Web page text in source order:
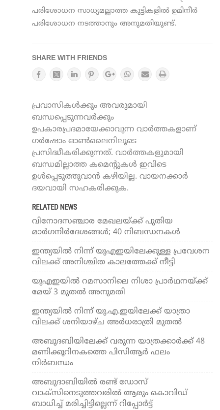
പരിശോധന സാധ്യമല്ലാത്ത കുട്ടികളില്‍ ഉമിനീര്‍
പരിശോധന നടത്താനും അനുമതിയുണ്ട്.
SHARE WITH FRIENDS
പ്രവാസികൾക്കും അവരുമായി
ബന്ധപ്പെടുന്നവർക്കും
ഉപകാരപ്രദമായേക്കാവുന്ന വാർത്തകളാണ്
ഗർഷോം ഓൺലൈനിലൂടെ
പ്രസിദ്ധീകരിക്കുന്നത്. വാർത്തകളുമായി
ബന്ധമില്ലാത്ത കമെന്റുകൾ ഇവിടെ
ഉൾപ്പെടുത്തുവാൻ കഴിയില്ല. വായനക്കാർ
ദയവായി സഹകരിക്കുക.
RELATED NEWS
വിനോദസഞ്ചാര മേഖലയ്ക്ക് പുതിയ
മാര്‍ഗനിര്‍ദേശങ്ങള്‍; 40 നിബന്ധനകള്‍
ഇന്ത്യയില്‍ നിന്ന് യുഎഇയിലേക്കുള്ള പ്രവേശന
വിലക്ക് അനിശ്ചിത കാലത്തേക്ക് നീട്ടി
യുഎഇയില്‍ റമസാനിലെ നിശാ പ്രാര്‍ഥനയ്ക്ക്
മേയ് 3 മുതല്‍ അനുമതി
ഇന്ത്യയില്‍ നിന്ന് യു.എ.ഇയിലേക്ക് യാത്രാ
വിലക്ക് ശനിയാഴ്ച അര്‍ധരാത്രി മുതല്‍
അബൂദബിയിലേക്ക് വരുന്ന യാത്രക്കാര്‍ക്ക് 48
മണിക്കൂറിനകത്തെ പിസിആര്‍ ഫലം
നിര്‍ബന്ധം
അബുദാബിയില്‍ രണ്ട് ഡോസ്
വാക്‌സിനെടുത്തവരില്‍ ആരും കൊവിഡ്
ബാധിച്ച് മരിച്ചിട്ടില്ലെന്ന് റിപ്പോര്‍ട്ട്